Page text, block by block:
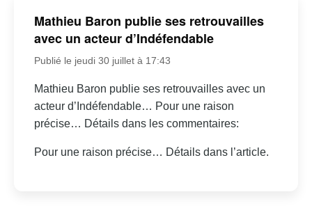
Mathieu Baron publie ses retrouvailles
avec un acteur d’Indéfendable
Publié le jeudi 30 juillet à 17:43
Mathieu Baron publie ses retrouvailles avec un
acteur d’Indéfendable… Pour une raison
précise… Détails dans les commentaires:
Pour une raison précise… Détails dans l’article.